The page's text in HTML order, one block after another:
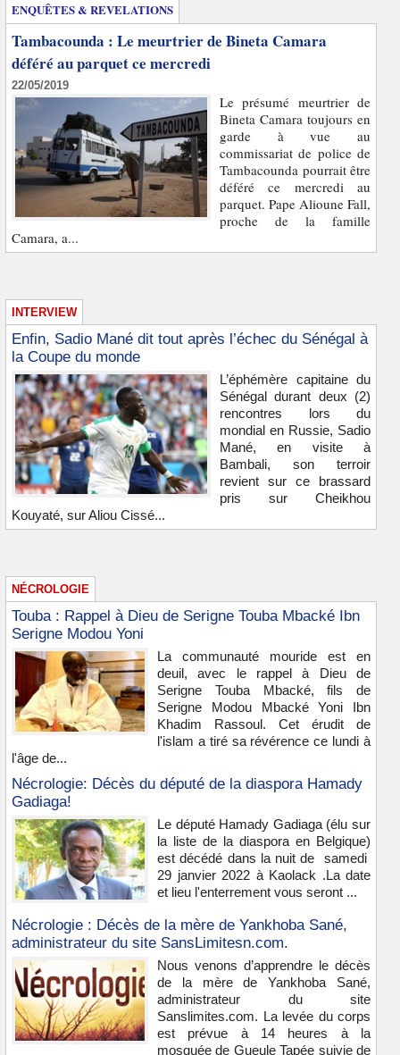
ENQUÊTES & REVELATIONS
Tambacounda : Le meurtrier de Bineta Camara
déféré au parquet ce mercredi
22/05/2019
Le présumé meurtrier de
Bineta Camara toujours en
garde à vue au
commissariat de police de
Tambacounda pourrait être
déféré ce mercredi au
parquet. Pape Alioune Fall,
proche de la famille
Camara, a...
INTERVIEW
Enfin, Sadio Mané dit tout après l’échec du Sénégal à
la Coupe du monde
L’éphémère capitaine du
Sénégal durant deux (2)
rencontres lors du
mondial en Russie, Sadio
Mané, en visite à
Bambali, son terroir
revient sur ce brassard
pris sur Cheikhou
Kouyaté, sur Aliou Cissé...
NÉCROLOGIE
Touba : Rappel à Dieu de Serigne Touba Mbacké Ibn
Serigne Modou Yoni
La communauté mouride est en
deuil, avec le rappel à Dieu de
Serigne Touba Mbacké, fils de
Serigne Modou Mbacké Yoni Ibn
Khadim Rassoul. Cet érudit de
l'islam a tiré sa révérence ce lundi à
l'âge de...
Nécrologie: Décès du député de la diaspora Hamady
Gadiaga!
Le député Hamady Gadiaga (élu sur
la liste de la diaspora en Belgique)
est décédé dans la nuit de samedi
29 janvier 2022 à Kaolack .La date
et lieu l'enterrement vous seront ...
Nécrologie : Décès de la mère de Yankhoba Sané,
administrateur du site SansLimitesn.com.
Nous venons d’apprendre le décès
de la mère de Yankhoba Sané,
administrateur du site
Sanslimites.com. La levée du corps
est prévue à 14 heures à la
mosquée de Gueule Tapée suivie de